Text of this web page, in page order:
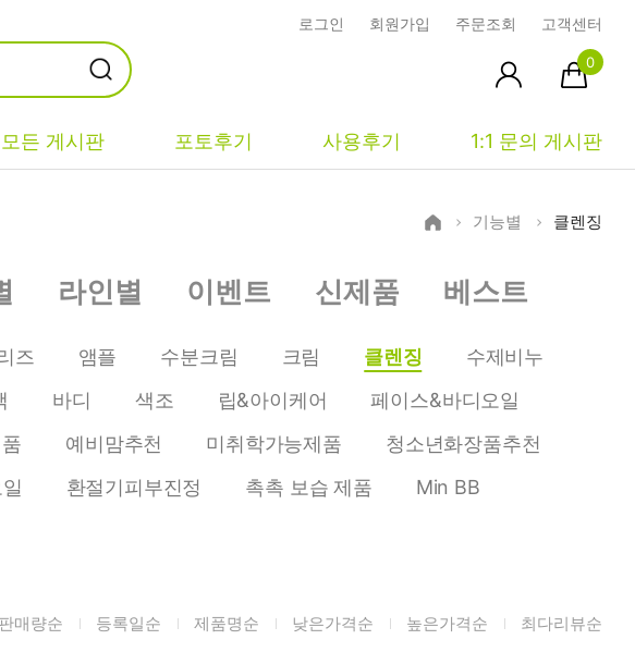
로그인 회원가입 주문조회 고객센터
0
모든 게시판 포토후기 사용후기 1:1 문의 게시판
FGF/IGF
겐
루론산
/센텔라
놀
중성
지성
복합성
민감성
시사모
상품문의
시드물통신
전 어떻게 써요?
공지사항
포토사용 후기
장바구니
최근본상품
위시리스트
기능별 클렌징
라인별 이벤트 신제품 베스트
즈 앰플 수분크림 크림 클렌징
수제비누
바디 색조 립&아이케어
페이스&바디오일
예비맘추천 미취학가능제품
청소년화장품추천
환절기피부진정 촉촉 보습 제품 Min BB
판매량순 등록일순 제품명순 낮은가격순 높은가격순 최다리뷰순